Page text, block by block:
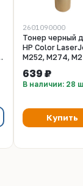
2601090000
Тонер черный
HP Color
M252, M274,
MKI/Mitsubishi
г.
639 ₽
В наличии: 28
Купить